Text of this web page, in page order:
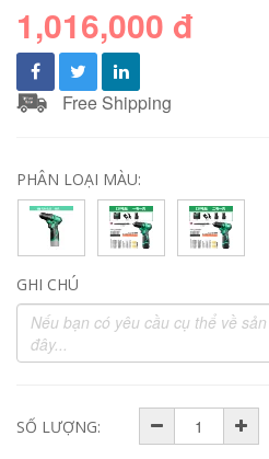
1,016,000 đ
Free Shipping
PHÂN LOẠI MÀU:
GHI CHÚ
SỐ LƯỢNG: